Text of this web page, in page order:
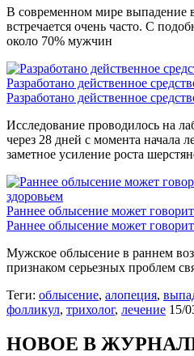
В современном мире выпадение
встречается очень часто. С
около 70% мужчин
Разработано действенное
Разработано действенное
Исследование проводилось на
через 28 дней с момента начала
заметное усиление роста
Раннее облысение может
Раннее облысение может
Мужское облысение в раннем
признаком серьезных проблем
Теги: облысение, алопеция,
фолликул, трихолог, лечение 15/
НОВОЕ В